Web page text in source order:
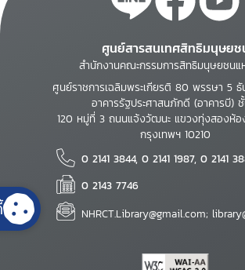
ศูนย์สารสนเทศสิทธิมนุษยช
สำนักงานคณะกรรมการสิทธิมนุษยชนแ
ศูนย์ราชการเฉลิมพระเกียรติ 80 พรรษา 5
อาคารรัฐประศาสนภักดี (อาคารบี)
120 หมู่ที่ 3 ถนนแจ้งวัฒนะ แขวงทุ่งสองห้อ
กรุงเทพฯ 10210
0 2141 3844, 0 2141 1987, 0 2141
0 2143 7746
NHRCT.Library@gmail.com;